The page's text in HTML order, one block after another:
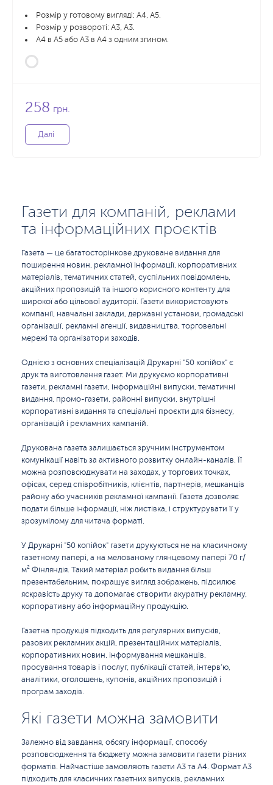
Розмір у готовому вигляді: А4, А5.
Розмір у розвороті: А3, А3.
А4 в А5 або А3 в А4 з одним згином.
258 грн.
Далі
Газети для компаній, реклами
та інформаційних проєктів
Газета — це багатосторінкове друковане видання для
поширення новин, рекламної інформації, корпоративних
матеріалів, тематичних статей, суспільних повідомлень,
акційних пропозицій та іншого корисного контенту для
широкої або цільової аудиторії. Газети використовують
компанії, навчальні заклади, державні установи, громадські
організації, рекламні агенції, видавництва, торговельні
мережі та організатори заходів.
Однією з основних спеціалізацій Друкарні "50 копійок" є
друк та виготовлення газет. Ми друкуємо корпоративні
газети, рекламні газети, інформаційні випуски, тематичні
видання, промо-газети, районні випуски, внутрішні
корпоративні видання та спеціальні проєкти для бізнесу,
організацій і рекламних кампаній.
Друкована газета залишається зручним інструментом
комунікації навіть за активного розвитку онлайн-каналів. Її
можна розповсюджувати на заходах, у торгових точках,
офісах, серед співробітників, клієнтів, партнерів, мешканців
району або учасників рекламної кампанії. Газета дозволяє
подати більше інформації, ніж листівка, і структурувати її у
зрозумілому для читача форматі.
У Друкарні "50 копійок" газети друкуються не на класичному
газетному папері, а на мелованому глянцевому папері 70 г/
м² Фінляндія. Такий матеріал робить видання більш
презентабельним, покращує вигляд зображень, підсилює
яскравість друку та допомагає створити акуратну рекламну,
корпоративну або інформаційну продукцію.
Газетна продукція підходить для регулярних випусків,
разових рекламних акцій, презентаційних матеріалів,
корпоративних новин, інформування мешканців,
просування товарів і послуг, публікації статей, інтерв’ю,
аналітики, оголошень, купонів, акційних пропозицій і
програм заходів.
Які газети можна замовити
Залежно від завдання, обсягу інформації, способу
розповсюдження та бюджету можна замовити газети різних
форматів. Найчастіше замовляють газети А3 та А4. Формат А3
підходить для класичних газетних випусків, рекламних